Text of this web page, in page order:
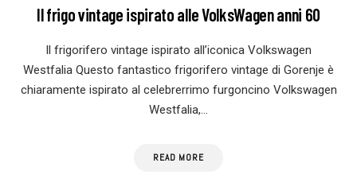
Il frigo vintage ispirato alle VolksWagen anni 60
Il frigorifero vintage ispirato all’iconica Volkswagen
Westfalia Questo fantastico frigorifero vintage di Gorenje è
chiaramente ispirato al celebrerrimo furgoncino Volkswagen
Westfalia,…
READ MORE